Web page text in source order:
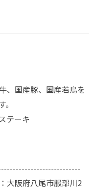
、国産豚、国産若鳥を
テーキ
大阪府八尾市服部川2